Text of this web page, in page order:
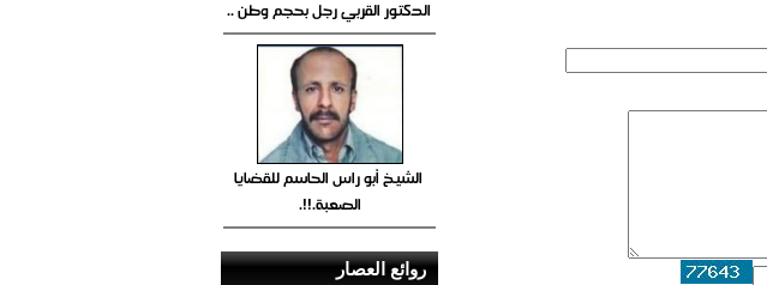
الدكتور القربي رجل بحجم وطن ..
الشيخ أبو راس الحاسم للقضايا
الصعبة.!!.
روائع العصار